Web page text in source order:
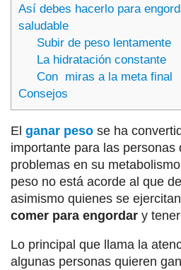
Así debes hacerlo para
saludable
Subir de peso lentamente
La hidratación constante
Con miras a la meta final
Consejos
El ganar peso se ha
importante para las personas
problemas en su
peso no está acorde al que
asimismo quienes se
comer para engordar y
Lo principal que llama la
algunas personas quieren